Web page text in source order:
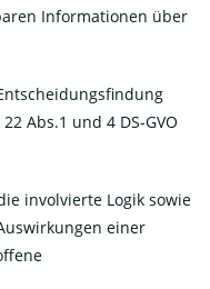
Informationen über
Abs.1 und 4 DS-GVO
involvierte Logik sowie
einer